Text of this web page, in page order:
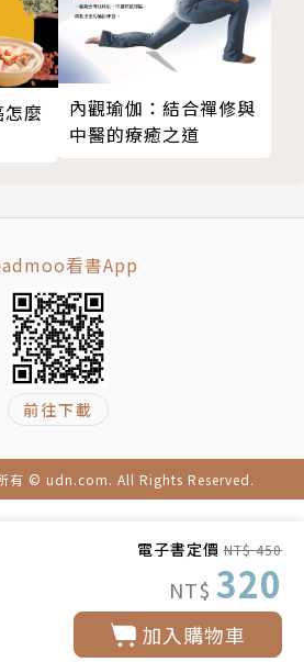
電子書定價 NT$ 450
NT$ 320
加入購物車
生物學會公共事務獎，也曾獲頒
獎。從事記者工作前為生物醫學
國》等書。
美國威斯康辛大學麥德遜分校動
什麼？
的影響
得多可怕？
果
身處險境
借鑑
戰勝它
麼
內觀瑜伽：結合禪修與
中醫的療癒之道
看書App
前往下載
有 © udn.com. All Rights Reserved.